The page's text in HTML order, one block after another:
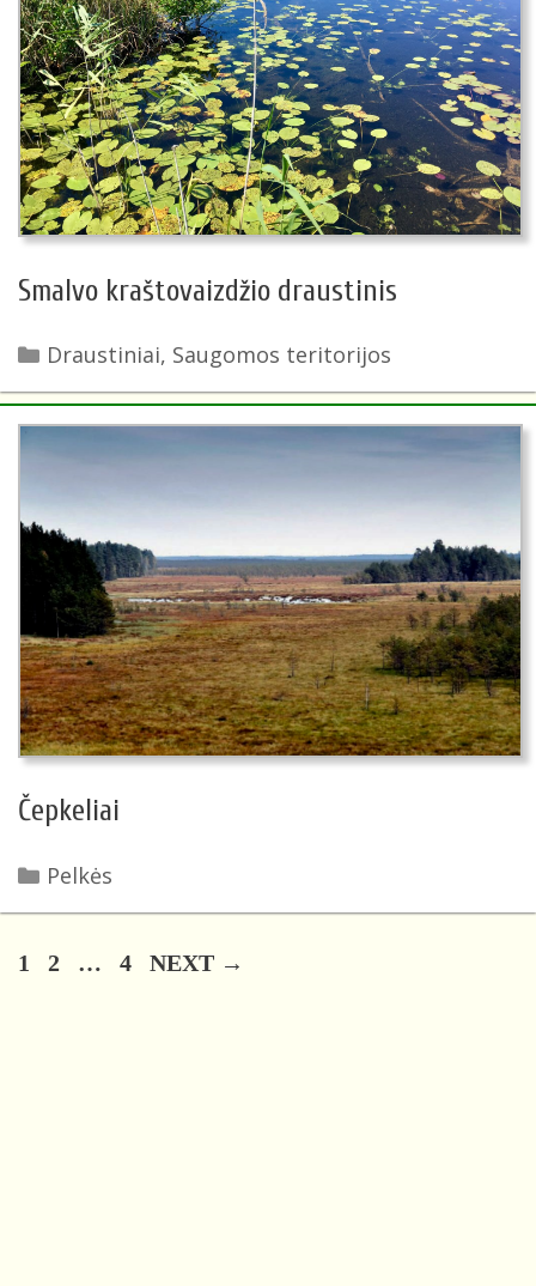
Smalvo kraštovaizdžio draustinis
Kategorijos
Draustiniai, Saugomos teritorijos
Čepkeliai
Kategorijos
Pelkės
PAGE
1 PAGE
2 … PAGE
4 NEXT →